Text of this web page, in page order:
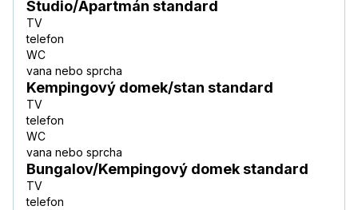
Studio/Apartmán standard
TV
telefon
WC
vana nebo sprcha
Kempingový domek/stan standard
TV
telefon
WC
vana nebo sprcha
Bungalov/Kempingový domek standard
TV
telefon